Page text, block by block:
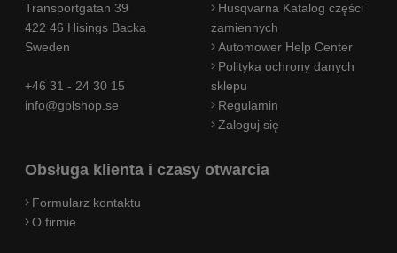
Transportgatan 39
422 46 Hisings Backa
Sweden
+46 31 - 24 30 15
info@gplshop.se
Husqvarna Katalog części
zamiennych
Automower Help Center
Polityka ochrony danych
sklepu
Regulamin
Zaloguj się
Obsługa klienta i czasy otwarcia
Formularz kontaktu
O firmie